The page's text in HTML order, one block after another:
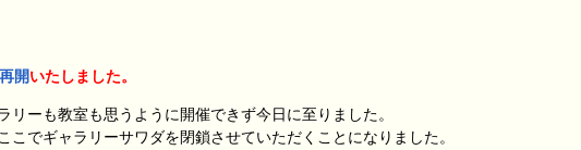
開いたしました。
リーも教室も思うように開催できず今日に至りました。
こでギャラリーサワダを閉鎖させていただくことになりました。